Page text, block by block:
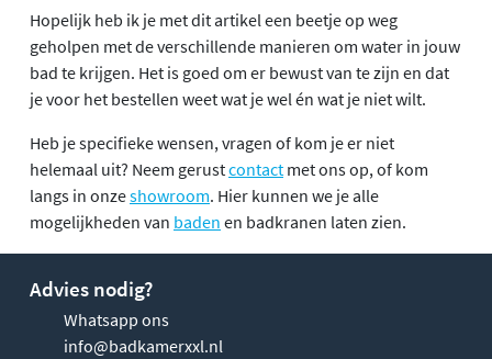
Hopelijk heb ik je met dit artikel een beetje op weg
geholpen met de verschillende manieren om water in jouw
bad te krijgen. Het is goed om er bewust van te zijn en dat
je voor het bestellen weet wat je wel én wat je niet wilt.
Heb je specifieke wensen, vragen of kom je er niet
helemaal uit? Neem gerustcontact met ons op, of kom
langs in onzeshowroom. Hier kunnen we je alle
mogelijkheden van baden en badkranen laten zien.
Advies nodig?
Whatsapp ons
info@badkamerxxl.nl